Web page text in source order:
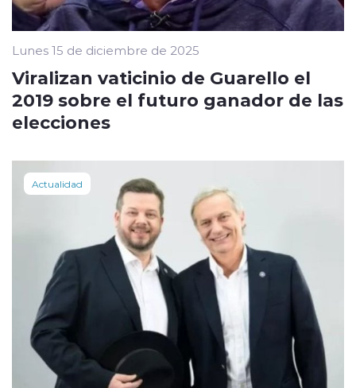
Lunes 15 de diciembre de 2025
Viralizan vaticinio de Guarello el
2019 sobre el futuro ganador de las
elecciones
Actualidad